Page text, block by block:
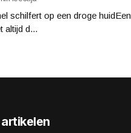
schilfert op een droge
altijd d...